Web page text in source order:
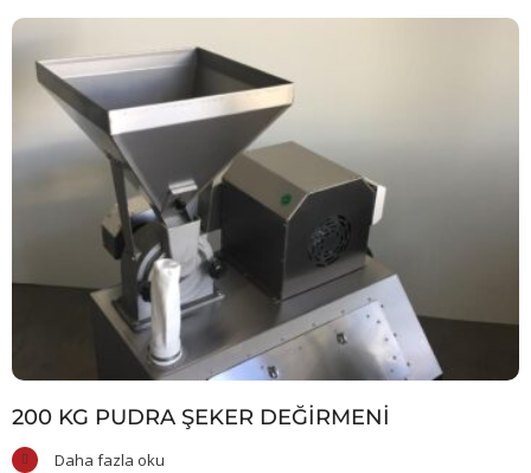
200 KG PUDRA ŞEKER DEĞIRMENI
Daha fazla oku